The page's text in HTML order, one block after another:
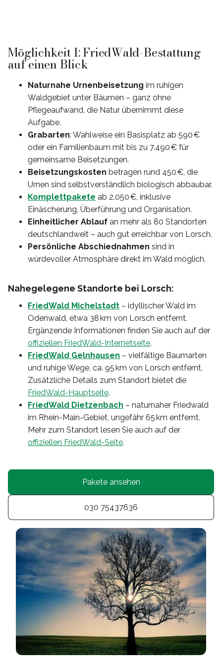
Möglichkeit 1: FriedWald-Bestattung
auf einen Blick
Naturnahe Urnenbeisetzung im ruhigen
Waldgebiet unter Bäumen – ganz ohne
Pflegeaufwand, die Natur übernimmt diese
Aufgabe.
Grabarten: Wahlweise ein Basisplatz ab 590 €
oder ein Familienbaum mit bis zu 7.490 € für
gemeinsame Beisetzungen.
Beisetzungskosten betragen rund 450 €, die
Urnen sind selbstverständlich biologisch abbaubar.
Komplettpakete ab 2.050 €, inklusive
Einäscherung, Überführung und Organisation.
Einheitlicher Ablauf an mehr als 80 Standorten
deutschlandweit – auch gut erreichbar von Lorsch.
Persönliche Abschiednahmen sind in
würdevoller Atmosphäre direkt im Wald möglich.
Nahegelegene Standorte bei Lorsch:
FriedWald Michelstadt – idyllischer Wald im
Odenwald, etwa 38 km von Lorsch entfernt.
Ergänzende Informationen finden Sie auch auf der
offiziellen FriedWald-Internetseite.
FriedWald Gelnhausen – vielfältige Baumarten
und ruhige Wege, ca. 95 km von Lorsch entfernt.
Zusätzliche Details zum Standort bietet die
FriedWald-Hauptseite.
FriedWald Dietzenbach – naturnaher Friedwald
im Rhein-Main-Gebiet, ungefähr 65 km entfernt.
Mehr zum Standort lesen Sie auch auf der
offiziellen FriedWald-Seite.
Pakete ansehen
030 75437636